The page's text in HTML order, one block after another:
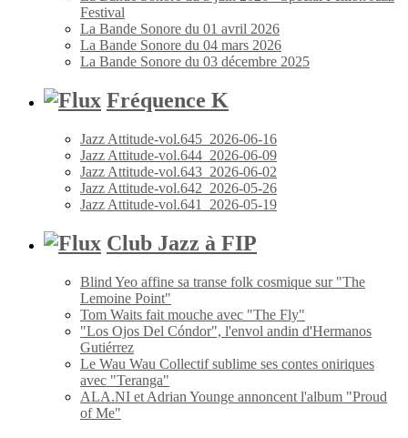
Festival
La Bande Sonore du 01 avril 2026
La Bande Sonore du 04 mars 2026
La Bande Sonore du 03 décembre 2025
Fréquence K
Jazz Attitude-vol.645_2026-06-16
Jazz Attitude-vol.644_2026-06-09
Jazz Attitude-vol.643_2026-06-02
Jazz Attitude-vol.642_2026-05-26
Jazz Attitude-vol.641_2026-05-19
Club Jazz à FIP
Blind Yeo affine sa transe folk cosmique sur "The
Lemoine Point"
Tom Waits fait mouche avec "The Fly"
"Los Ojos Del Cóndor", l'envol andin d'Hermanos
Gutiérrez
Le Wau Wau Collectif sublime ses contes oniriques
avec "Teranga"
ALA.NI et Adrian Younge annoncent l'album "Proud
of Me"